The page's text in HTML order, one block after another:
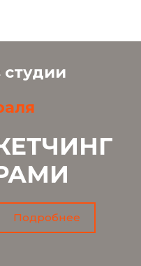
студии
Подробнее